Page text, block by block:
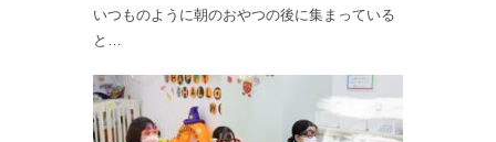
いつものように朝のおやつの後に集まっている
と…